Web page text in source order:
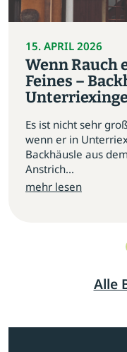
15. APRIL 2026
Wenn Rauch
Feines –
Es ist nicht sehr
wenn er in
Backhäusle aus
Anstrich...
mehr lesen
Alle